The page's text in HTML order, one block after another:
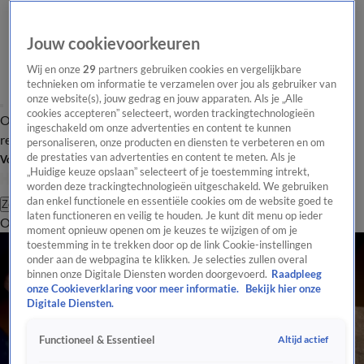
Overzicht Laatste nieuws Regionieuws Het beste van Hart
Tip de
redactie
Volg Hart van Nederland
Zoeken
OverzichtRegioUitzendingenWeerTip de redactiePanelVideo's
Jouw cookievoorkeuren
Wij en onze29 partners gebruiken cookies en vergelijkbare
technieken om informatie te verzamelen over jou als gebruiker van
onze website(s), jouw gedrag en jouw apparaten. Als je „Alle
cookies accepteren” selecteert, worden trackingtechnologieën
ingeschakeld om onze advertenties en content te kunnen
personaliseren, onze producten en diensten te verbeteren en om
de prestaties van advertenties en content te meten. Als je
„Huidige keuze opslaan” selecteert of je toestemming intrekt,
worden deze trackingtechnologieën uitgeschakeld. We gebruiken
dan enkel functionele en essentiële cookies om de website goed te
laten functioneren en veilig te houden. Je kunt dit menu op ieder
moment opnieuw openen om je keuzes te wijzigen of om je
toestemming in te trekken door op de link Cookie-instellingen
onder aan de webpagina te klikken. Je selecties zullen overal
binnen onze Digitale Diensten worden doorgevoerd. Raadpleeg
onze Cookieverklaring voor meer informatie.
Bekijk hier onze
Digitale Diensten.
Functioneel & Essentieel Altijd actief